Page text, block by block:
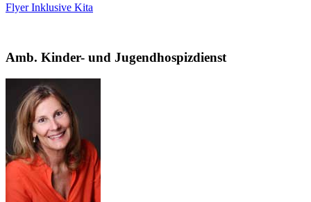
Flyer Inklusive Kita
Amb. Kinder- und Jugendhospizdienst